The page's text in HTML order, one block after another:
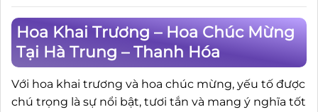
Hoa Khai Trương – Hoa Chúc Mừng
Tại Hà Trung – Thanh Hóa
Với hoa khai trương và hoa chúc mừng, yếu tố được
chú trọng là sự nổi bật, tươi tắn và mang ý nghĩa tốt